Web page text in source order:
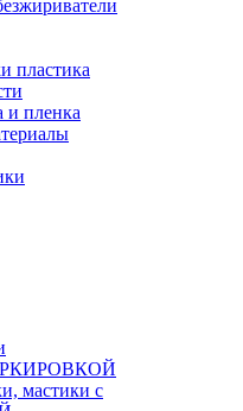
пластика
и пленка
мастики с